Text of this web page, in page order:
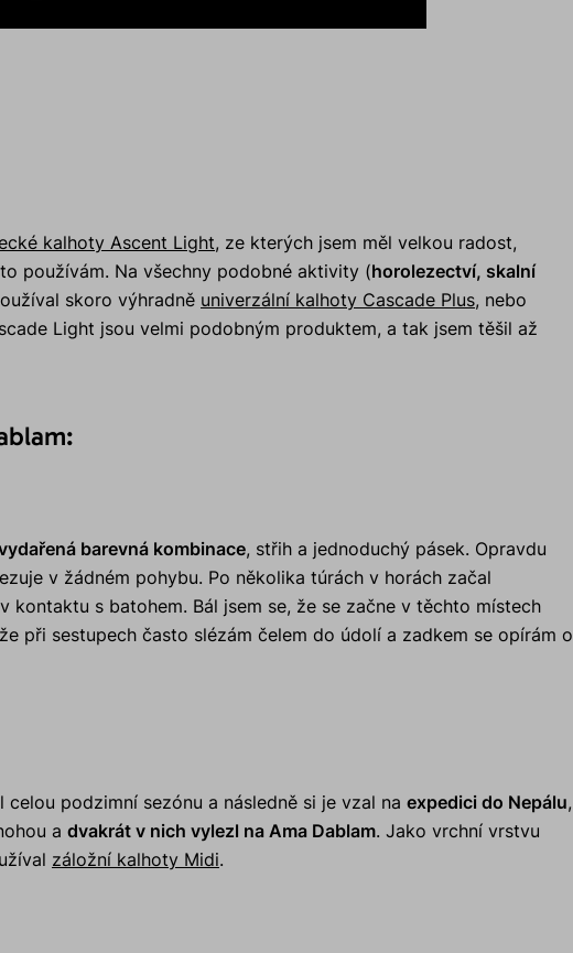
kalhoty Ascent Light, ze kterých jsem měl velkou radost,
používám. Na všechny podobné aktivity (horolezectví, skalní
skoro výhradně univerzální kalhoty Cascade Plus, nebo
Light jsou velmi podobným produktem, a tak jsem těšil až
barevná kombinace, střih a jednoduchý pásek. Opravdu
v žádném pohybu. Po několika túrách v horách začal
kontaktu s batohem. Bál jsem se, že se začne v těchto místech
při sestupech často slézám čelem do údolí a zadkem se opírám o
podzimní sezónu a následně si je vzal na expedici do Nepálu,
a dvakrát v nich vylezl na Ama Dablam. Jako vrchní vrstvu
záložní kalhoty Midi.